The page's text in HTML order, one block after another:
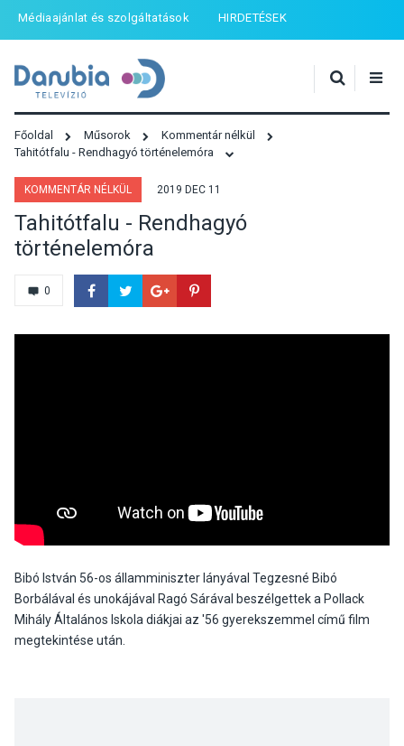
Médiaajánlat és szolgáltatások HIRDETÉSEK
Főoldal Műsorok
Kommentár nélkül
Tahitótfalu - Rendhagyó történelemóra
KOMMENTÁR NÉLKÜL 2019 DEC 11
Tahitótfalu - Rendhagyó
történelemóra
0
Bibó István 56-os államminiszter lányával Tegzesné Bibó
Borbálával és unokájával Ragó Sárával beszélgettek a Pollack
Mihály Általános Iskola diákjai az '56 gyerekszemmel című film
megtekintése után.